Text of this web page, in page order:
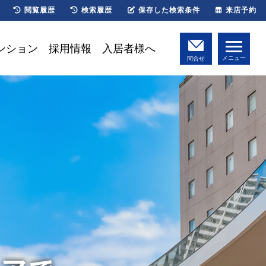
ション 採用情報 入居者様へ
問合せ メニュー
閲覧履歴 検索履歴 保存した検索条件 来店予約